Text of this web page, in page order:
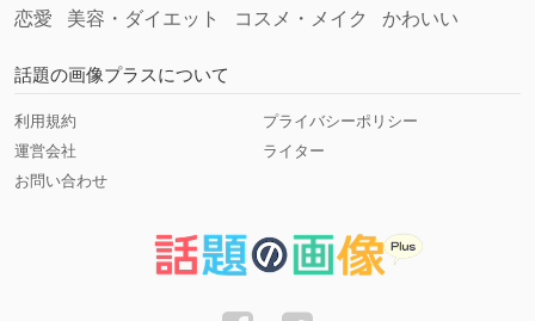
恋愛 美容・ダイエット コスメ・メイク かわいい
話題の画像プラスについて
利用規約
プライバシーポリシー
運営会社
ライター
お問い合わせ